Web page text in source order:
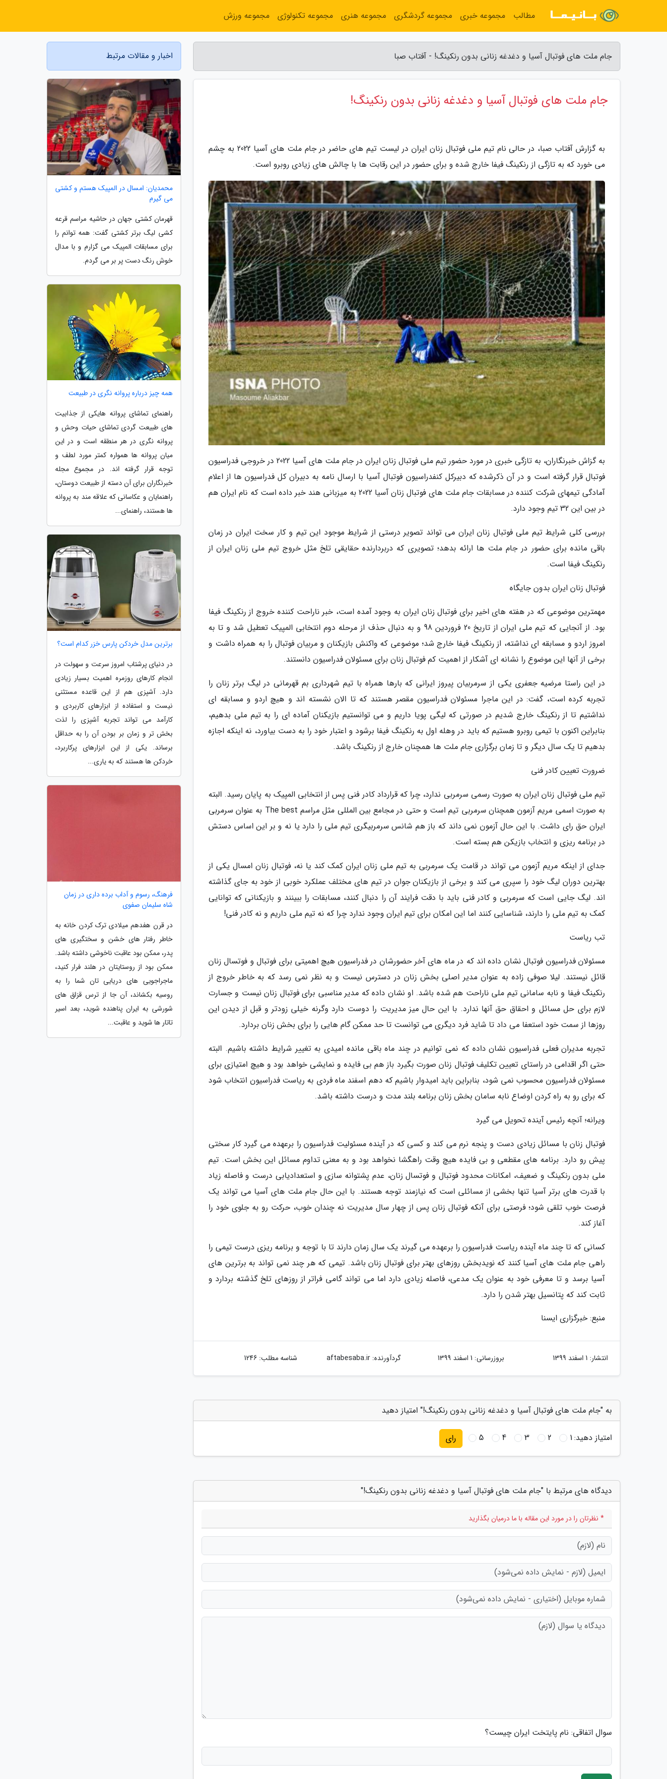
جام ملت های فوتبال آسیا و دغدغه زنانی بدون رنکینگ! - آفتاب صبا
جام ملت های فوتبال آسیا و دغدغه زنانی بدون رنکینگ!
به گزارش آفتاب صبا، در حالی نام تیم ملی فوتبال زنان ایران در لیست تیم های حاضر در جام ملت های آسیا 2022 به چشم
می خورد که به تازگی از رنکینگ فیفا خارج شده و برای حضور در این رقابت ها با چالش های زیادی روبرو است.
به گزاش خبرنگاران، به تازگی خبری در مورد حضور تیم ملی فوتبال زنان ایران در جام ملت های آسیا 2022 در خروجی فدراسیون
فوتبال قرار گرفته است و در آن ذکرشده که دبیرکل کنفدراسیون فوتبال آسیا با ارسال نامه به دبیران کل فدراسیون ها از اعلام
آمادگی تیمهای شرکت کننده در مسابقات جام ملت های فوتبال زنان آسیا 2022 به میزبانی هند خبر داده است که نام ایران هم
در بین این 32 تیم وجود دارد.
بررسی کلی شرایط تیم ملی فوتبال زنان ایران می تواند تصویر درستی از شرایط موجود این تیم و کار سخت ایران در زمان
باقی مانده برای حضور در جام ملت ها ارائه بدهد؛ تصویری که دربردارنده حقایقی تلخ مثل خروج تیم ملی زنان ایران از
رنکینگ فیفا است.
فوتبال زنان ایران بدون جایگاه
مهمترین موضوعی که در هفته های اخیر برای فوتبال زنان ایران به وجود آمده است، خبر ناراحت کننده خروج از رنکینگ فیفا
بود. از آنجایی که تیم ملی ایران از تاریخ 20 فروردین 98 و به دنبال حذف از مرحله دوم انتخابی المپیک تعطیل شد و تا به
امروز اردو و مسابقه ای نداشته، از رنکینگ فیفا خارج شد؛ موضوعی که واکنش بازیکنان و مربیان فوتبال را به همراه داشت و
برخی از آنها این موضوع را نشانه ای آشکار از اهمیت کم فوتبال زنان برای مسئولان فدراسیون دانستند.
در این راستا مرضیه جعفری یکی از سرمربیان پیروز ایرانی که بارها همراه با تیم شهرداری بم قهرمانی در لیگ برتر زنان را
تجربه کرده است، گفت: در این ماجرا مسئولان فدراسیون مقصر هستند که تا الان نشسته اند و هیچ اردو و مسابقه ای
نداشتیم تا از رنکینگ خارج شدیم در صورتی که لیگی پویا داریم و می توانستیم بازیکنان آماده ای را به تیم ملی بدهیم،
بنابراین اکنون با تیمی روبرو هستیم که باید در وهله اول به رنکینگ فیفا برشود و اعتبار خود را به دست بیاورد، نه اینکه اجازه
بدهیم تا یک سال دیگر و تا زمان برگزاری جام ملت ها همچنان خارج از رنکینگ باشد.
ضرورت تعیین کادر فنی
تیم ملی فوتبال زنان ایران به صورت رسمی سرمربی ندارد، چرا که قرارداد کادر فنی پس از انتخابی المپیک به پایان رسید. البته
به صورت اسمی مریم آزمون همچنان سرمربی تیم است و حتی در مجامع بین المللی مثل مراسم The best به عنوان سرمربی
ایران حق رای داشت. با این حال آزمون نمی داند که باز هم شانس سرمربیگری تیم ملی را دارد یا نه و بر این اساس دستش
در برنامه ریزی و انتخاب بازیکن هم بسته است.
جدای از اینکه مریم آزمون می تواند در قامت یک سرمربی به تیم ملی زنان ایران کمک کند یا نه، فوتبال زنان امسال یکی از
بهترین دوران لیگ خود را سپری می کند و برخی از بازیکنان جوان در تیم های مختلف عملکرد خوبی از خود به جای گذاشته
اند. لیگ جایی است که سرمربی و کادر فنی باید با دقت فرایند آن را دنبال کنند، مسابقات را ببینند و بازیکنانی که توانایی
کمک به تیم ملی را دارند، شناسایی کنند اما این امکان برای تیم ایران وجود ندارد چرا که نه تیم ملی داریم و نه کادر فنی!
تب ریاست
مسئولان فدراسیون فوتبال نشان داده اند که در ماه های آخر حضورشان در فدراسیون هیچ اهمیتی برای فوتبال و فوتسال زنان
قائل نیستند. لیلا صوفی زاده به عنوان مدیر اصلی بخش زنان در دسترس نیست و به نظر نمی رسد که به خاطر خروج از
رنکینگ فیفا و نابه سامانی تیم ملی ناراحت هم شده باشد. او نشان داده که مدیر مناسبی برای فوتبال زنان نیست و جسارت
لازم برای حل مسائل و احقاق حق آنها ندارد. با این حال میز مدیریت را دوست دارد وگرنه خیلی زودتر و قبل از دیدن این
روزها از سمت خود استعفا می داد تا شاید فرد دیگری می توانست تا حد ممکن گام هایی را برای بخش زنان بردارد.
تجربه مدیران فعلی فدراسیون نشان داده که نمی توانیم در چند ماه باقی مانده امیدی به تغییر شرایط داشته باشیم. البته
حتی اگر اقدامی در راستای تعیین تکلیف فوتبال زنان صورت بگیرد باز هم بی فایده و نمایشی خواهد بود و هیچ امتیازی برای
مسئولان فدراسیون محسوب نمی شود، بنابراین باید امیدوار باشیم که دهم اسفند ماه فردی به ریاست فدراسیون انتخاب شود
که برای رو به راه کردن اوضاع نابه سامان بخش زنان برنامه بلند مدت و درست داشته باشد.
ویرانه؛ آنچه رئیس آینده تحویل می گیرد
فوتبال زنان با مسائل زیادی دست و پنجه نرم می کند و کسی که در آینده مسئولیت فدراسیون را برعهده می گیرد کار سختی
پیش رو دارد. برنامه های مقطعی و بی فایده هیچ وقت راهگشا نخواهد بود و به معنی تداوم مسائل این بخش است. تیم
ملی بدون رنکینگ و ضعیف، امکانات محدود فوتبال و فوتسال زنان، عدم پشتوانه سازی و استعدادیابی درست و فاصله زیاد
با قدرت های برتر آسیا تنها بخشی از مسائلی است که نیازمند توجه هستند. با این حال جام ملت های آسیا می تواند یک
فرصت خوب تلقی شود؛ فرصتی برای آنکه فوتبال زنان پس از چهار سال مدیریت نه چندان خوب، حرکت رو به جلوی خود را
آغاز کند.
کسانی که تا چند ماه آینده ریاست فدراسیون را برعهده می گیرند یک سال زمان دارند تا با توجه و برنامه ریزی درست تیمی را
راهی جام ملت های آسیا کنند که نویدبخش روزهای بهتر برای فوتبال زنان باشد. تیمی که هر چند نمی تواند به برترین های
آسیا برسد و تا معرفی خود به عنوان یک مدعی، فاصله زیادی دارد اما می تواند گامی فراتر از روزهای تلخ گذشته بردارد و
ثابت کند که پتانسیل بهتر شدن را دارد.
منبع: خبرگزاری ایسنا
انتشار: 1 اسفند 1399 بروزرسانی: 1 اسفند 1399 گردآورنده:aftabesaba.ir شناسه مطلب: 1246
به "جام ملت های فوتبال آسیا و دغدغه زنانی بدون رنکینگ!" امتیاز دهید
امتیاز دهید:1
2
3
4
5 رای
دیدگاه های مرتبط با "جام ملت های فوتبال آسیا و دغدغه زنانی بدون رنکینگ!"
* نظرتان را در مورد این مقاله با ما درمیان بگذارید
سوال اتفاقی: نام پایتخت ایران چیست؟
اخبار و مقالات مرتبط
محمدیان: امسال در المپیک هستم و کشتی
می گیرم
قهرمان کشتی جهان در حاشیه مراسم قرعه
کشی لیگ برتر کشتی گفت: همه توانم را
برای مسابقات المپیک می گزارم و با مدال
خوش رنگ دست پر بر می گردم.
همه چیز درباره پروانه نگری در طبیعت
راهنمای تماشای پروانه هایکی از جذابیت
های طبیعت گردی تماشای حیات وحش و
پروانه نگری در هر منطقه است و در این
میان پروانه ها همواره کمتر مورد لطف و
توجه قرار گرفته اند. در مجموع مجله
خبرنگاران برای آن دسته از طبیعت دوستان،
راهنمایان و عکاسانی که علاقه مند به پروانه
ها هستند، راهنمای...
برترین مدل خردکن پارس خزر کدام است؟
در دنیای پرشتاب امروز سرعت و سهولت در
انجام کارهای روزمره اهمیت بسیار زیادی
دارد. آشپزی هم از این قاعده مستثنی
نیست و استفاده از ابزارهای کاربردی و
کارآمد می تواند تجربه آشپزی را لذت
بخش تر و زمان بر بودن آن را به حداقل
برساند. یکی از این ابزارهای پرکاربرد،
خردکن ها هستند که به یاری...
فرهنگ، رسوم و آداب برده داری در زمان
شاه سلیمان صفوی
در قرن هفدهم میلادی ترک کردن خانه به
خاطر رفتار های خشن و سختگیری های
پدر، ممکن بود عاقبت ناخوشی داشته باشد.
ممکن بود از روستایتان در هلند فرار کنید،
ماجراجویی های دریایی تان شما را به
روسیه بکشاند، آن جا از ترس قزاق های
شورشی به ایران پناهنده شوید، بعد اسیر
تاتار ها شوید و عاقبت...
مطالب مجموعه خبری مجموعه گردشگری مجموعه هنری مجموعه تکنولوژی مجموعه ورزش